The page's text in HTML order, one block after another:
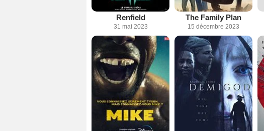
Renfield
31 mai 2023
The Family Plan
15 décembre 2023